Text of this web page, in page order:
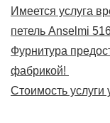
Имеется услуга
петель Anselmi
Фурнитура
фабрикой!
Стоимость услуги